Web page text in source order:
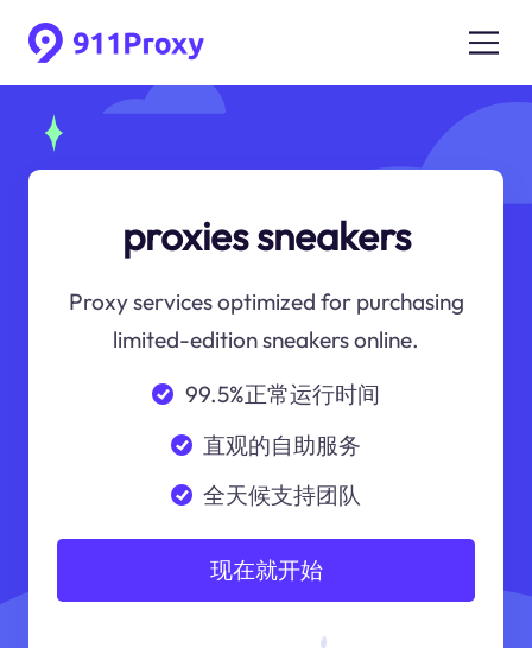
proxies sneakers
Proxy services optimized for purchasing
limited-edition sneakers online.
99.5%正常运行时间
直观的自助服务
全天候支持团队
现在就开始